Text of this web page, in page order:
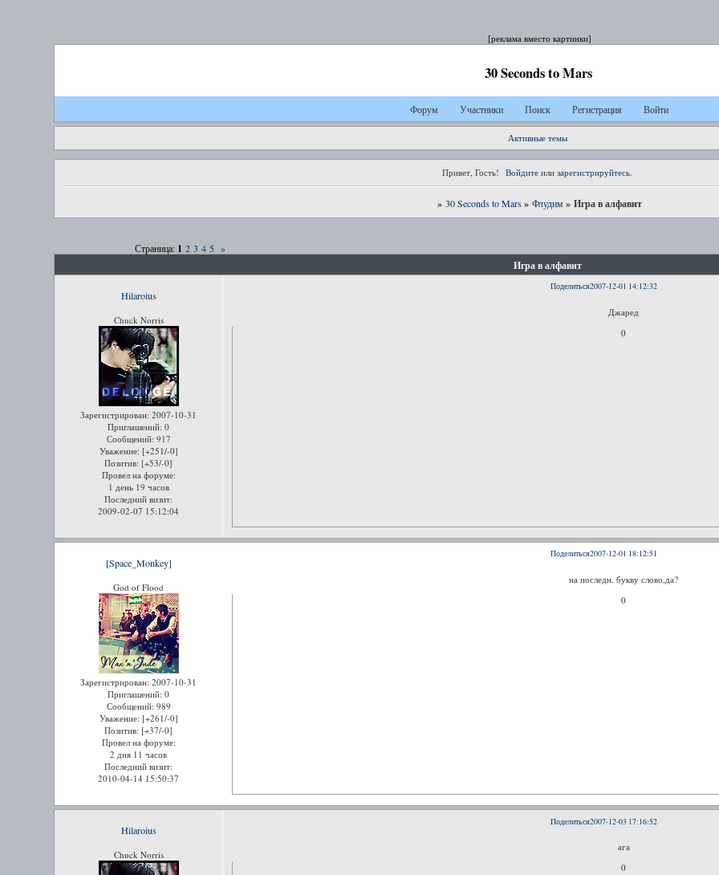
[реклама вместо картинки]
30 Seconds to Mars
Форум Участники Поиск Регистрация Войти
Активные темы
Привет, Гость! Войдите или зарегистрируйтесь.
» 30 Seconds to Mars » Флудим » Игра в алфавит
Игра в алфавит
Страница: 1 2 3 4 5 »
Поделиться2007-12-01 14:12:32
Hilaroius
Chuck Norris
Зарегистрирован: 2007-10-31
Приглашений: 0
Сообщений: 917
Уважение: [+251/-0]
Позитив: [+53/-0]
Провел на форуме:
1 день 19 часов
Последний визит:
2009-02-07 15:12:04
Джаред
0
Поделиться2007-12-01 18:12:51
[Space_Monkey]
God of Flood
Зарегистрирован: 2007-10-31
Приглашений: 0
Сообщений: 989
Уважение: [+261/-0]
Позитив: [+37/-0]
Провел на форуме:
2 дня 11 часов
Последний визит:
2010-04-14 15:50:37
на последн. букву слово,да?
0
Поделиться2007-12-03 17:16:52
Hilaroius
Chuck Norris
ага
0